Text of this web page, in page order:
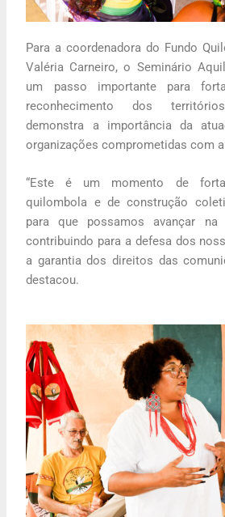
Para a coordenadora do Fundo
Valéria Carneiro, o Seminário
um passo importante para
reconhecimento dos
demonstra a importância da
organizações comprometidas com
“Este é um momento de
quilombola e de construção
para que possamos avançar na
contribuindo para a defesa dos
a garantia dos direitos das
destacou.